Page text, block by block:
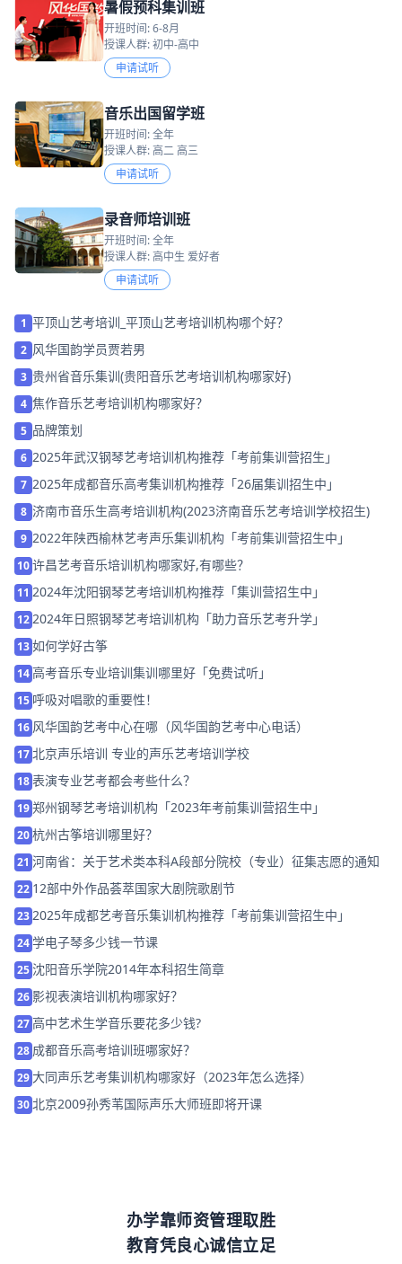
暑假预科集训班
开班时间: 6-8月
授课人群: 初中-高中
申请试听
音乐出国留学班
开班时间: 全年
授课人群: 高二 高三
申请试听
录音师培训班
开班时间: 全年
授课人群: 高中生 爱好者
申请试听
1 平顶山艺考培训_平顶山艺考培训机构哪个好？
2 风华国韵学员贾若男
3 贵州省音乐集训(贵阳音乐艺考培训机构哪家好)
4 焦作音乐艺考培训机构哪家好？
5 品牌策划
6 2025年武汉钢琴艺考培训机构推荐「考前集训营招生」
7 2025年成都音乐高考集训机构推荐「26届集训招生中」
8 济南市音乐生高考培训机构(2023济南音乐艺考培训学校招生)
9 2022年陕西榆林艺考声乐集训机构「考前集训营招生中」
10许昌艺考音乐培训机构哪家好,有哪些？
11 2024年沈阳钢琴艺考培训机构推荐「集训营招生中」
122024年日照钢琴艺考培训机构「助力音乐艺考升学」
13如何学好古筝
14高考音乐专业培训集训哪里好「免费试听」
15 呼吸对唱歌的重要性！
16 风华国韵艺考中心在哪（风华国韵艺考中心电话）
17 北京声乐培训 专业的声乐艺考培训学校
18表演专业艺考都会考些什么？
19郑州钢琴艺考培训机构「2023年考前集训营招生中」
20杭州古筝培训哪里好？
21 河南省：关于艺术类本科A段部分院校（专业）征集志愿的通知
22 12部中外作品荟萃国家大剧院歌剧节
232025年成都艺考音乐集训机构推荐「考前集训营招生中」
24学电子琴多少钱一节课
25沈阳音乐学院2014年本科招生简章
26 影视表演培训机构哪家好？
27高中艺术生学音乐要花多少钱?
28 成都音乐高考培训班哪家好？
29大同声乐艺考集训机构哪家好（2023年怎么选择）
30北京2009孙秀苇国际声乐大师班即将开课
办学靠师资管理取胜
教育凭良心诚信立足